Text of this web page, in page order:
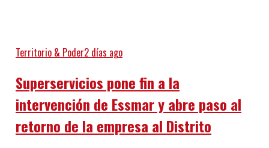
Territorio & Poder2 días ago
Superservicios pone fin a la
intervención de Essmar y abre paso al
retorno de la empresa al Distrito